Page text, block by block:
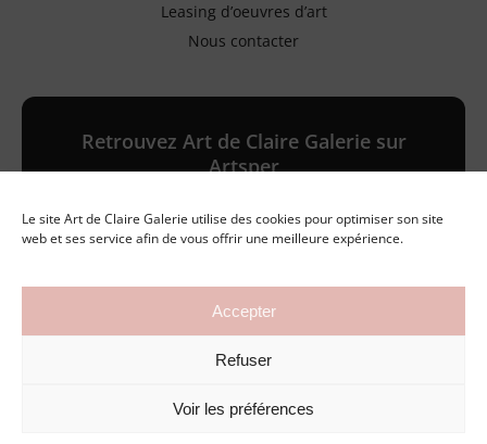
Le site Art de Claire Galerie utilise des cookies pour optimiser son site
web et ses service afin de vous offrir une meilleure expérience.
Accepter
Refuser
Voir les préférences
Leasing d’oeuvres d’art
Nous contacter
Retrouvez Art de Claire Galerie sur
Artsper
Galerie en ligne
©2026 Art de Claire Galerie
Politique de confidentialité